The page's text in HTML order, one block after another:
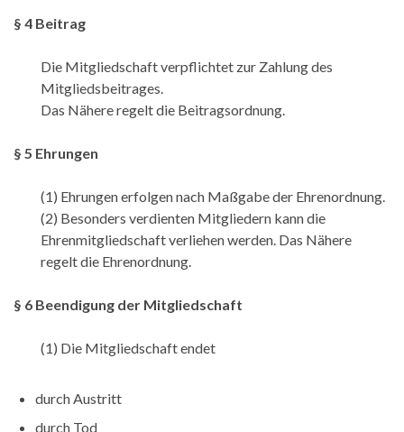
§ 4 Beitrag
Die Mitgliedschaft verpflichtet zur Zahlung des
Mitgliedsbeitrages.
Das Nähere regelt die Beitragsordnung.
§ 5 Ehrungen
(1) Ehrungen erfolgen nach Maßgabe der Ehrenordnung.
(2) Besonders verdienten Mitgliedern kann die
Ehrenmitgliedschaft verliehen werden. Das Nähere
regelt die Ehrenordnung.
§ 6 Beendigung der Mitgliedschaft
(1) Die Mitgliedschaft endet
durch Austritt
durch Tod